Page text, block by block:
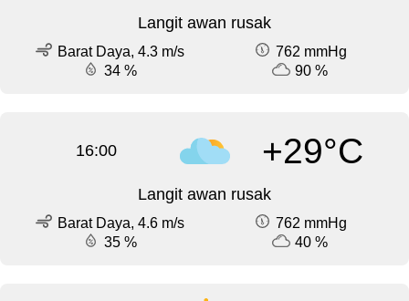
Langit awan rusak
Barat Daya, 4.3 m/s
762 mmHg
34 %
90 %
16:00 +29°C
Langit awan rusak
Barat Daya, 4.6 m/s
762 mmHg
35 %
40 %